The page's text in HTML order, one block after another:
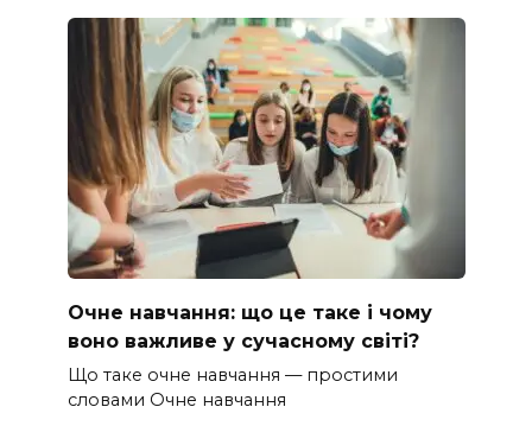
Очне навчання: що це таке і чому
воно важливе у сучасному світі?
Що таке очне навчання — простими
словами Очне навчання